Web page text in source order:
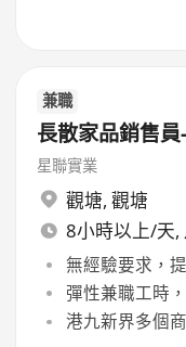
兼職
長散家品銷售員
星聯實業
觀塘, 觀塘
8小時以上/天,
無經驗要求，
彈性兼職工時
港九新界多個